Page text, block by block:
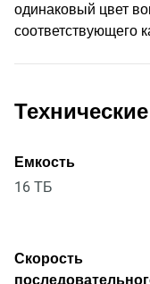
одинаковый цвет
соответствующего
Емкость
16 ТБ
Скорость